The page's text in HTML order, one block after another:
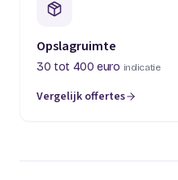
Opslagruimte
30 tot 400 euro indicatie
Vergelijk offertes
(opent in een nieuw tabblad)